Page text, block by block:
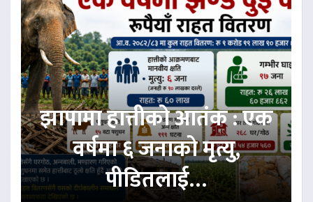
झापामा हात्तीको आतंक : एक
वर्षमा ६ जनाको मृत्यु,
पीडितलाई…